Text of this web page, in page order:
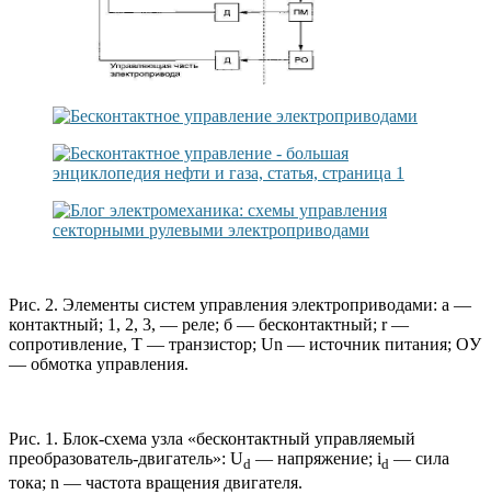
Рис. 2. Элементы систем управления электроприводами: а —
контактный; 1, 2, 3, — реле; б — бесконтактный; r —
сопротивление, T — транзистор; Un — источник питания; OУ
— обмотка управления.
Рис. 1. Блок-схема узла «бесконтактный управляемый
преобразователь-двигатель»: Ud — напряжение; id — сила
тока; n — частота вращения двигателя.